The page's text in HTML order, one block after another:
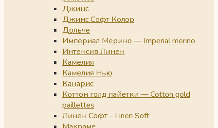
Джинс
Джинс Софт Колор
Дольче
Империал Мерино — Imperial merino
Интенсив Линен
Камелия
Камелия Нью
Канарис
Коттон голд пайетки — Cotton gold
paillettes
Линен Софт - Linen Soft